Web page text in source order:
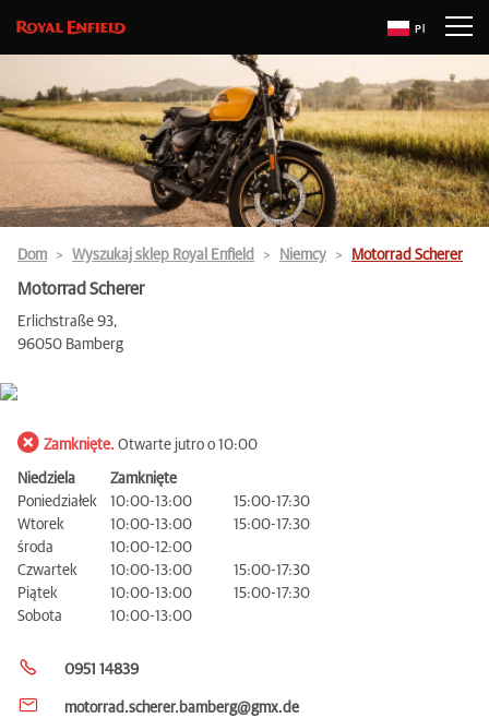
Pl
Dom Wyszukaj sklep Royal Enfield Niemcy Motorrad Scherer
Motorrad Scherer
Erlichstraße 93,
96050 Bamberg
Zamknięte. Otwarte jutro o 10:00
Niedziela
Zamknięte
Poniedziałek
10:00-13:00
15:00-17:30
Wtorek
10:00-13:00
15:00-17:30
środa
10:00-12:00
Czwartek
10:00-13:00
15:00-17:30
Piątek
10:00-13:00
15:00-17:30
Sobota
10:00-13:00
0951 14839
motorrad.scherer.bamberg@gmx.de